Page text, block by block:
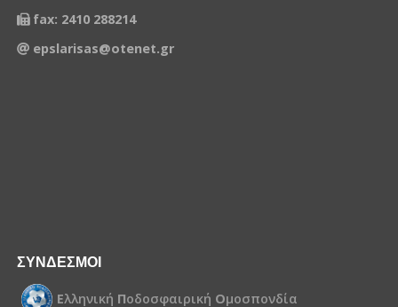
fax: 2410 288214
epslarisas@otenet.gr
ΣΥΝΔΕΣΜΟΙ
Ελληνική Ποδοσφαιρική Ομοσπονδία